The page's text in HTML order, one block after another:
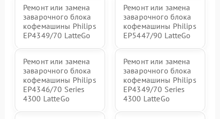
Ремонт или замена
заварочного блока
кофемашины Philips
EP4349/70 LatteGo
Ремонт или замена
заварочного блока
кофемашины Philips
EP5447/90 LatteGo
Ремонт или замена
заварочного блока
кофемашины Philips
EP4346/70 Series
4300 LatteGo
Ремонт или замена
заварочного блока
кофемашины Philips
EP4349/70 Series
4300 LatteGo